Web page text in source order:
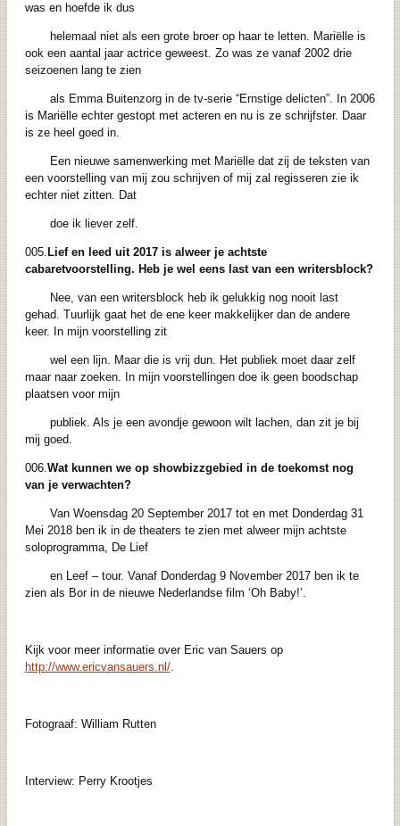
was en hoefde ik dus
helemaal niet als een grote broer op haar te letten. Mariëlle is
ook een aantal jaar actrice geweest. Zo was ze vanaf 2002 drie
seizoenen lang te zien
als Emma Buitenzorg in de tv-serie “Ernstige delicten”. In 2006
is Mariëlle echter gestopt met acteren en nu is ze schrijfster. Daar
is ze heel goed in.
Een nieuwe samenwerking met Mariëlle dat zij de teksten van
een voorstelling van mij zou schrijven of mij zal regisseren zie ik
echter niet zitten. Dat
doe ik liever zelf.
005. Lief en leed uit 2017 is alweer je achtste
cabaretvoorstelling. Heb je wel eens last van een writersblock?
Nee, van een writersblock heb ik gelukkig nog nooit last
gehad. Tuurlijk gaat het de ene keer makkelijker dan de andere
keer. In mijn voorstelling zit
wel een lijn. Maar die is vrij dun. Het publiek moet daar zelf
maar naar zoeken. In mijn voorstellingen doe ik geen boodschap
plaatsen voor mijn
publiek. Als je een avondje gewoon wilt lachen, dan zit je bij
mij goed.
006.Wat kunnen we op showbizzgebied in de toekomst nog
van je verwachten?
Van Woensdag 20 September 2017 tot en met Donderdag 31
Mei 2018 ben ik in de theaters te zien met alweer mijn achtste
soloprogramma, De Lief
en Leef – tour. Vanaf Donderdag 9 November 2017 ben ik te
zien als Bor in de nieuwe Nederlandse film ‘Oh Baby!’.
Kijk voor meer informatie over Eric van Sauers op
http://www.ericvansauers.nl/.
Fotograaf: William Rutten
Interview: Perry Krootjes